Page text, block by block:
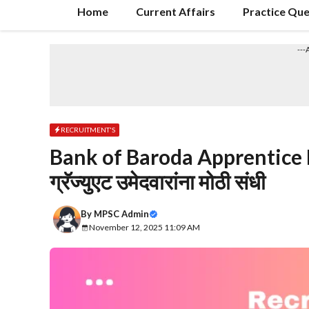
Home Current Affairs Practice
---
RECRUITMENT'S
Bank of Baroda Apprentice
ग्रॅज्युएट उमेदवारांना मोठी संधी
By MPSC Admin
November 12, 2025 11:09 AM